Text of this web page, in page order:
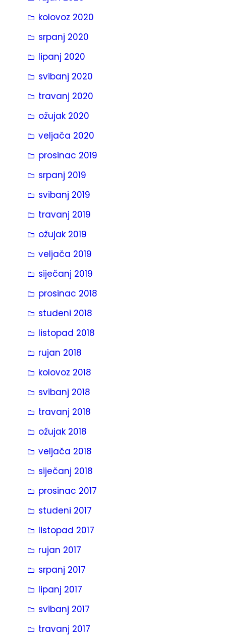
kolovoz 2020
srpanj 2020
lipanj 2020
svibanj 2020
travanj 2020
ožujak 2020
veljača 2020
prosinac 2019
srpanj 2019
svibanj 2019
travanj 2019
ožujak 2019
veljača 2019
siječanj 2019
prosinac 2018
studeni 2018
listopad 2018
rujan 2018
kolovoz 2018
svibanj 2018
travanj 2018
ožujak 2018
veljača 2018
siječanj 2018
prosinac 2017
studeni 2017
listopad 2017
rujan 2017
srpanj 2017
lipanj 2017
svibanj 2017
travanj 2017